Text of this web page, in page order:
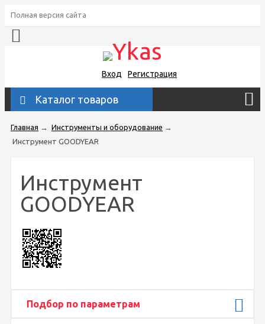
Полная версия сайта
Вход Регистрация
Каталог товаров
Главная → Инструменты и оборудование →
Инструмент GOODYEAR
Инструмент
GOODYEAR
Подбор по параметрам